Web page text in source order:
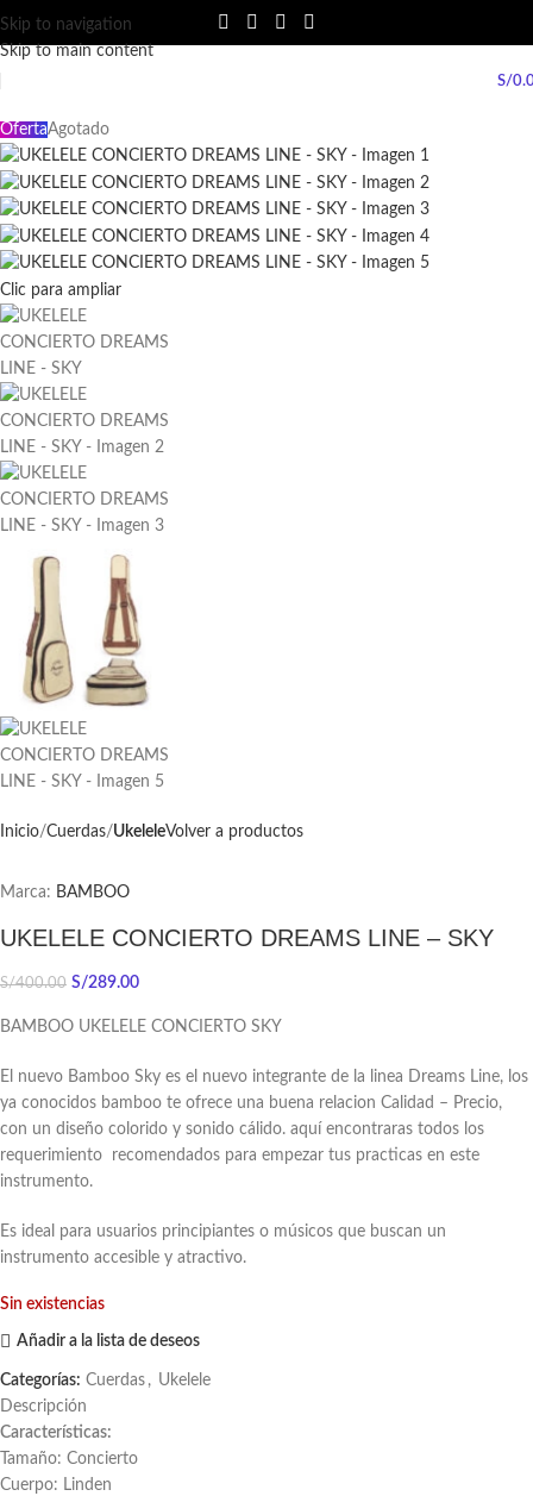
Skip to navigation
Skip to main content
S/
OfertaAgotado
Clic para ampliar
Inicio Cuerdas UkeleleVolver a productos
Marca: BAMBOO
UKELELE CONCIERTO DREAMS LINE – SKY
S/400.00 S/289.00
BAMBOO UKELELE CONCIERTO SKY
El nuevo Bamboo Sky es el nuevo integrante de la linea Dreams Line, los
ya conocidos bamboo te ofrece una buena relacion Calidad – Precio,
con un diseño colorido y sonido cálido. aquí encontraras todos los
requerimiento recomendados para empezar tus practicas en este
instrumento.
Es ideal para usuarios principiantes o músicos que buscan un
instrumento accesible y atractivo.
Sin existencias
Añadir a la lista de deseos
Categorías: Cuerdas , Ukelele
Descripción
Características:
Tamaño: Concierto
Cuerpo: Linden